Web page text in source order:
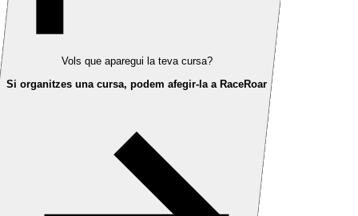
Vols que aparegui la teva cursa?
Si organitzes una cursa, podem afegir-la a RaceRoar